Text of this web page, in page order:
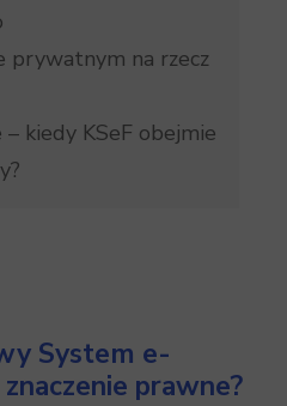
prywatnym na rzecz
kiedy KSeF obejmie
System e-
prawne?